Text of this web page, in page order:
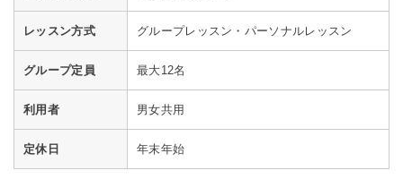
レッスン方式 グループレッスン・パーソナルレッスン
グループ定員 最大12名
利用者 男女共用
定休日 年末年始